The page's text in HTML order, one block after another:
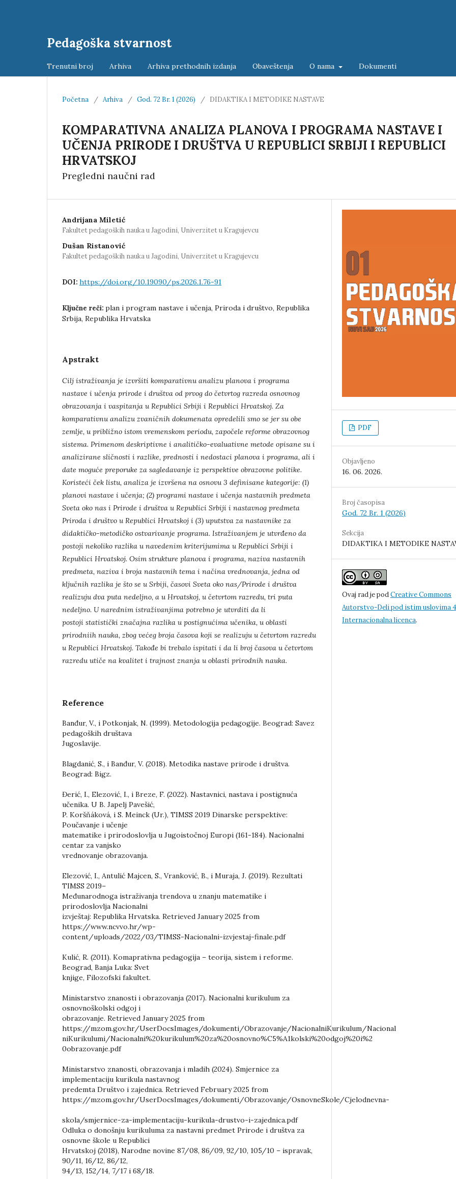
Pedagoška stvarnost
Trenutni broj Arhiva Arhiva prethodnih izdanja Obaveštenja O nama Dokumenti
Početna / Arhiva / God. 72 Br. 1 (2026) / DIDAKTIKA I METODIKE NASTAVE
KOMPARATIVNA ANALIZA PLANOVA I PROGRAMA NASTAVE I
UČENJA PRIRODE I DRUŠTVA U REPUBLICI SRBIJI I REPUBLICI
HRVATSKOJ
Pregledni naučni rad
Andrijana Miletić
Fakultet pedagoških nauka u Jagodini, Univerzitet u Kragujevcu
Dušan Ristanović
Fakultet pedagoških nauka u Jagodini, Univerzitet u Kragujevcu
DOI: https://doi.org/10.19090/ps.2026.1.76-91
Ključne reči: plan i program nastave i učenja, Priroda i društvo, Republika
Srbija, Republika Hrvatska
Apstrakt
Cilj istraživanja je izvršiti komparativnu analizu planova i programa
nastave i učenja prirode i društva od prvog do četvrtog razreda osnovnog
obrazovanja i vaspitanja u Republici Srbiji i Republici Hrvatskoj. Za
komparativnu analizu zvaničnih dokumenata opredelili smo se jer su obe
zemlje, u približno istom vremenskom periodu, započele reforme obrazovnog
sistema. Primenom deskriptivne i analitičko-evaluativne metode opisane su i
analizirane sličnosti i razlike, prednosti i nedostaci planova i programa, ali i
date moguće preporuke za sagledavanje iz perspektive obrazovne politike.
Koristeći ček listu, analiza je izvršena na osnovu 3 definisane kategorije: (1)
planovi nastave i učenja; (2) programi nastave i učenja nastavnih predmeta
Sveta oko nas i Prirode i društva u Republici Srbiji i nastavnog predmeta
Priroda i društvo u Republici Hrvatskoj i (3) uputstva za nastavnike za
didaktičko-metodičko ostvarivanje programa. Istraživanjem je utvrđeno da
postoji nekoliko razlika u navedenim kriterijumima u Republici Srbiji i
Republici Hrvatskoj. Osim strukture planova i programa, naziva nastavnih
predmeta, naziva i broja nastavnih tema i načina vrednovanja, jedna od
ključnih razlika je što se u Srbiji, časovi Sveta oko nas/Prirode i društva
realizuju dva puta nedeljno, a u Hrvatskoj, u četvrtom razredu, tri puta
nedeljno. U narednim istraživanjima potrebno je utvrditi da li
postoji statistički značajna razlika u postignućima učenika, u oblasti
prirodniih nauka, zbog većeg broja časova koji se realizuju u četvrtom razredu
u Republici Hrvatskoj. Takođe bi trebalo ispitati i da li broj časova u četvrtom
razredu utiče na kvalitet i trajnost znanja u oblasti prirodnih nauka.
Reference
Banđur, V., i Potkonjak, N. (1999). Metodologija pedagogije. Beograd: Savez
pedagoških društava
Jugoslavije.
Blagdanić, S., i Banđur, V. (2018). Metodika nastave prirode i društva.
Beograd: Bigz.
Đerić, I., Elezović, I., i Breze, F. (2022). Nastavnici, nastava i postignuća
učenika. U B. Japelj Pavešić,
P. Koršňáková, i S. Meinck (Ur.), TIMSS 2019 Dinarske perspektive:
Poučavanje i učenje
matematike i prirodoslovlja u Jugoistočnoj Europi (161-184). Nacionalni
centar za vanjsko
vrednovanje obrazovanja.
Elezović, I., Antulić Majcen, S., Vranković, B., i Muraja, J. (2019). Rezultati
TIMSS 2019–
Međunarodnoga istraživanja trendova u znanju matematike i
prirodoslovlja Nacionalni
izvještaj: Republika Hrvatska. Retrieved January 2025 from
https://www.ncvvo.hr/wp-
content/uploads/2022/03/TIMSS-Nacionalni-izvjestaj-finale.pdf
Kulić, R. (2011). Komaprativna pedagogija – teorija, sistem i reforme.
Beograd, Banja Luka: Svet
knjige, Filozofski fakultet.
Ministarstvo znanosti i obrazovanja (2017). Nacionalni kurikulum za
osnovnoškolski odgoj i
obrazovanje. Retrieved January 2025 from
https://mzom.gov.hr/UserDocsImages/dokumenti/Obrazovanje/NacionalniKurikulum/Nacional
niKurikulumi/Nacionalni%20kurikulum%20za%20osnovno%C5%A1kolski%20odgoj%20i%2
0obrazovanje.pdf
Ministarstvo znanosti, obrazovanja i mladih (2024). Smjernice za
implementaciju kurikula nastavnog
predemta Društvo i zajednica. Retrieved February 2025 from
https://mzom.gov.hr/UserDocsImages/dokumenti/Obrazovanje/OsnovneSkole/Cjelodnevna-
skola/smjernice-za-implementaciju-kurikula-drustvo-i-zajednica.pdf
Odluka o donošnju kurikuluma za nastavni predmet Prirode i društva za
osnovne škole u Republici
Hrvatskoj (2018), Narodne novine 87/08, 86/09, 92/10, 105/10 – ispravak,
90/11, 16/12, 86/12,
94/13, 152/14, 7/17 i 68/18.
PDF
Objavljeno
16. 06. 2026.
Broj časopisa
God. 72 Br. 1 (2026)
Sekcija
DIDAKTIKA I METODIKE
Ovaj rad je podCreative Commons
Autorstvo-Deli pod istim uslovima
Internacionalna licenca.